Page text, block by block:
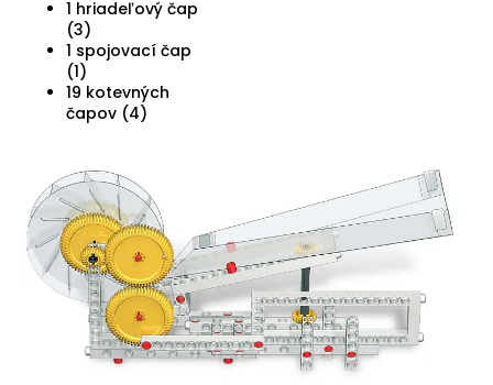
1 hriadeľový čap
(3)
1 spojovací čap
(1)
19 kotevných
čapov (4)